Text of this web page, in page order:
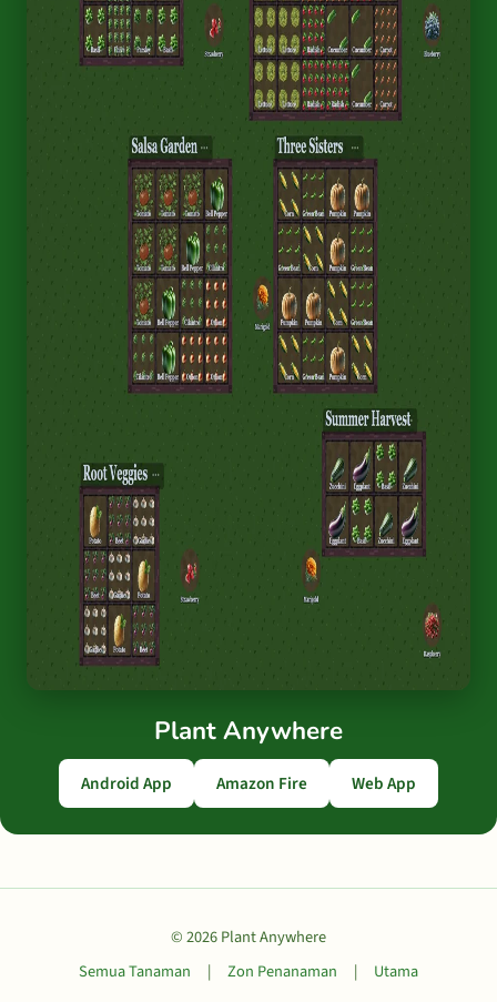
Plant Anywhere
Android App Amazon Fire Web App
© 2026 Plant Anywhere
Semua Tanaman
| Zon Penanaman | Utama